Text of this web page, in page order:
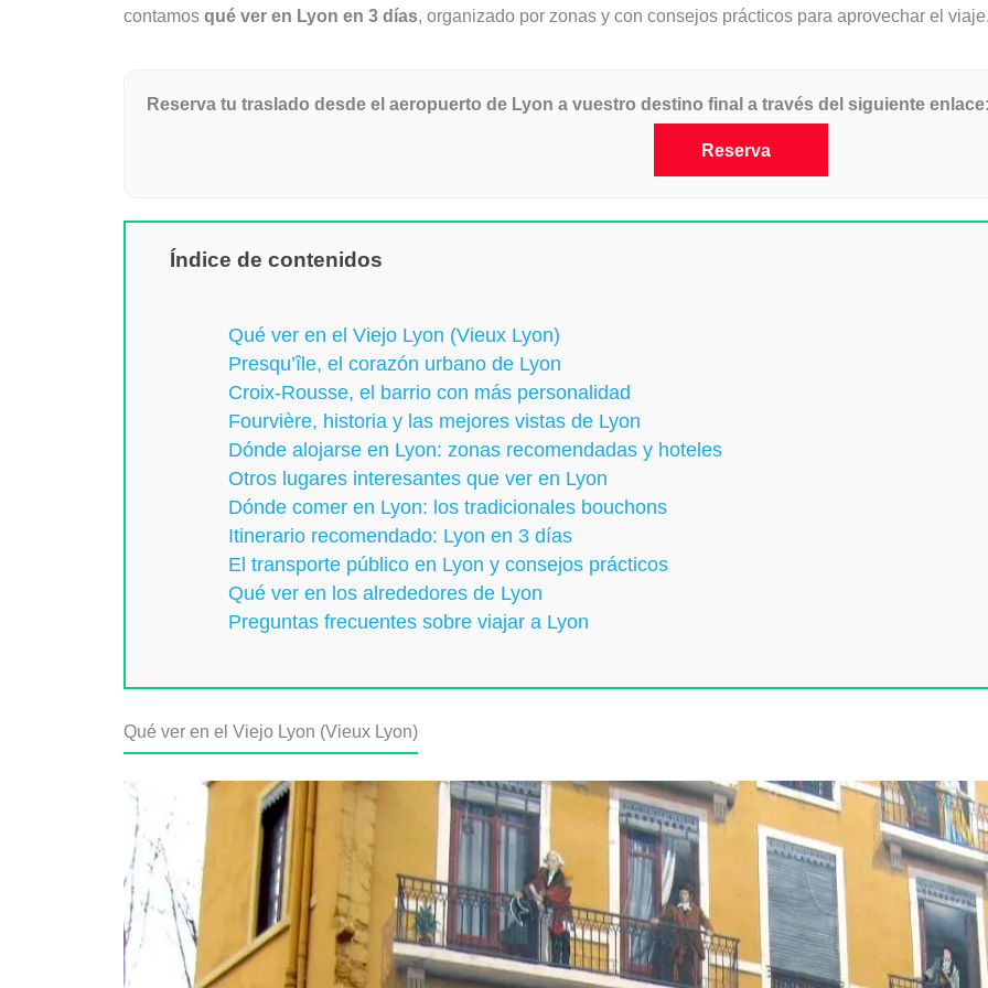
contamos qué ver en Lyon en 3 días, organizado por zonas y con consejos prácticos para aprovechar el
Reserva tu traslado desde el aeropuerto de Lyon a vuestro destino final a través del siguiente
Reserva
Índice de contenidos
Qué ver en el Viejo Lyon (Vieux Lyon)
Presqu’île, el corazón urbano de Lyon
Croix‑Rousse, el barrio con más personalidad
Fourvière, historia y las mejores vistas de Lyon
Dónde alojarse en Lyon: zonas recomendadas y hoteles
Otros lugares interesantes que ver en Lyon
Dónde comer en Lyon: los tradicionales bouchons
Itinerario recomendado: Lyon en 3 días
El transporte público en Lyon y consejos prácticos
Qué ver en los alrededores de Lyon
Preguntas frecuentes sobre viajar a Lyon
Qué ver en el Viejo Lyon (Vieux Lyon)